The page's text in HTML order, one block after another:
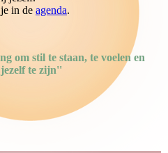
in de agenda.
om stil te staan, te voelen en
te zijn''